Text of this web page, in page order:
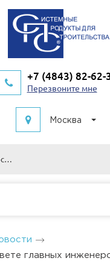
+7 (4843) 82-62-
Перезвоните мне
Москва
главных